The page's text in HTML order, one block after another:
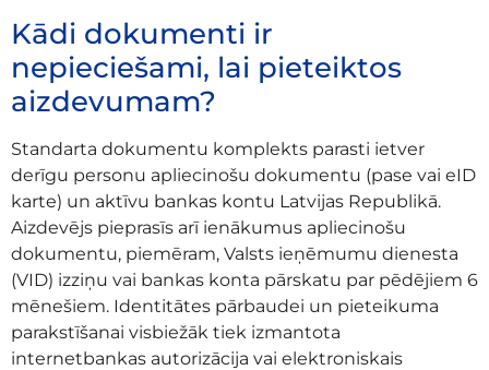
Kādi dokumenti ir
nepieciešami, lai pieteiktos
aizdevumam?
Standarta dokumentu komplekts parasti ietver
derīgu personu apliecinošu dokumentu (pase vai eID
karte) un aktīvu bankas kontu Latvijas Republikā.
Aizdevējs pieprasīs arī ienākumus apliecinošu
dokumentu, piemēram, Valsts ieņēmumu dienesta
(VID) izziņu vai bankas konta pārskatu par pēdējiem 6
mēnešiem. Identitātes pārbaudei un pieteikuma
parakstīšanai visbiežāk tiek izmantota
internetbankas autorizācija vai elektroniskais